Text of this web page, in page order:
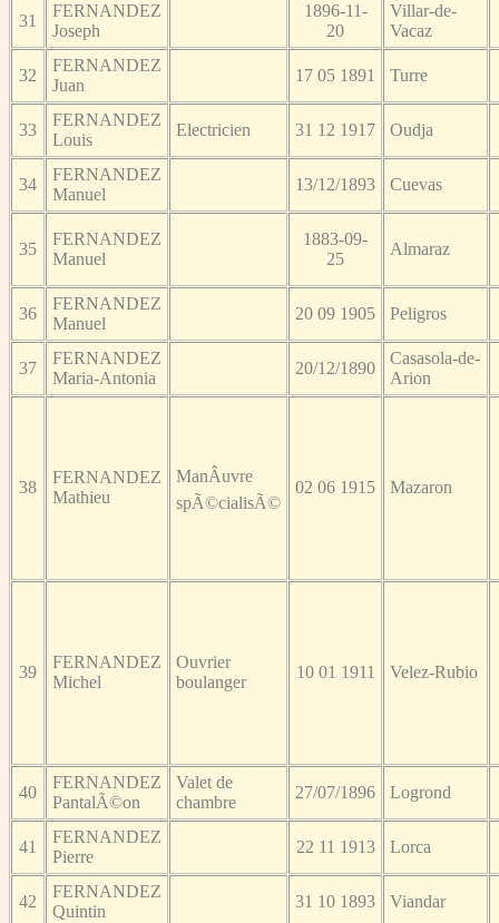
31
FERNANDEZ
Joseph
1896-11-
20
Villar-de-
Vacaz
32
FERNANDEZ
Juan
17 05 1891 Turre
33
FERNANDEZ
Louis
Electricien 31 12 1917 Oudja
34
FERNANDEZ
Manuel
13/12/1893 Cuevas
35
FERNANDEZ
Manuel
1883-09-
25
Almaraz
36
FERNANDEZ
Manuel
20 09 1905 Peligros
37
FERNANDEZ
Maria-Antonia
20/12/1890
Casasola-de-
Arion
38
FERNANDEZ
Mathieu
ManÂuvre
spÃ©cialisÃ©
02 06 1915 Mazaron
39
FERNANDEZ
Michel
Ouvrier
boulanger
10 01 1911 Velez-Rubio
40
FERNANDEZ
PantalÃ©on
Valet de
chambre
27/07/1896 Logrond
41
FERNANDEZ
Pierre
22 11 1913 Lorca
42
FERNANDEZ
Quintin
31 10 1893 Viandar